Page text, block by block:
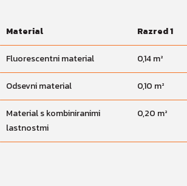
Material Razred 1
Fluorescentni material 0,14 m²
Odsevni material 0,10 m²
Material s kombiniranimi
lastnostmi
0,20 m²